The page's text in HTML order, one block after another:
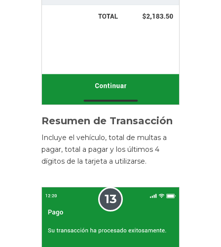
Resumen de Transacción
Incluye el vehículo, total de multas a
pagar, total a pagar y los últimos 4
dígitos de la tarjeta a utilizarse.
13